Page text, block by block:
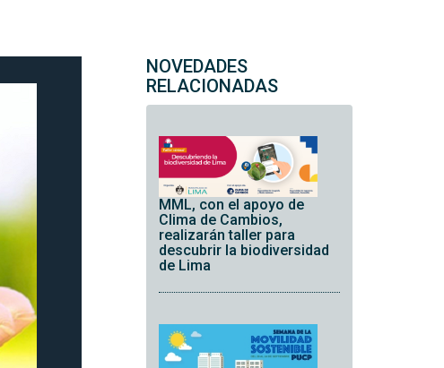
NOVEDADES
RELACIONADAS
MML, con el apoyo de
Clima de Cambios,
realizarán taller para
descubrir la biodiversidad
de Lima